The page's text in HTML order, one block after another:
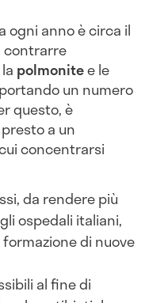
ogni anno è circa il
contrarre
polmonitee le
un numero
questo, è
a un
concentrarsi
da rendere più
ospedali italiani,
di nuove
al fine di